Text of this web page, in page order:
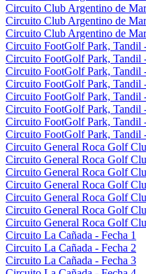
Circuito Club Argentino de
Circuito Club Argentino de
Circuito Club Argentino de
Circuito FootGolf Park, Tandil
Circuito FootGolf Park, Tandil
Circuito FootGolf Park, Tandil
Circuito FootGolf Park, Tandil
Circuito FootGolf Park, Tandil
Circuito FootGolf Park, Tandil
Circuito FootGolf Park, Tandil
Circuito FootGolf Park, Tandil
Circuito General Roca Golf
Circuito General Roca Golf
Circuito General Roca Golf
Circuito General Roca Golf
Circuito General Roca Golf
Circuito General Roca Golf
Circuito General Roca Golf
Circuito La Cañada - Fecha 1
Circuito La Cañada - Fecha 2
Circuito La Cañada - Fecha 3